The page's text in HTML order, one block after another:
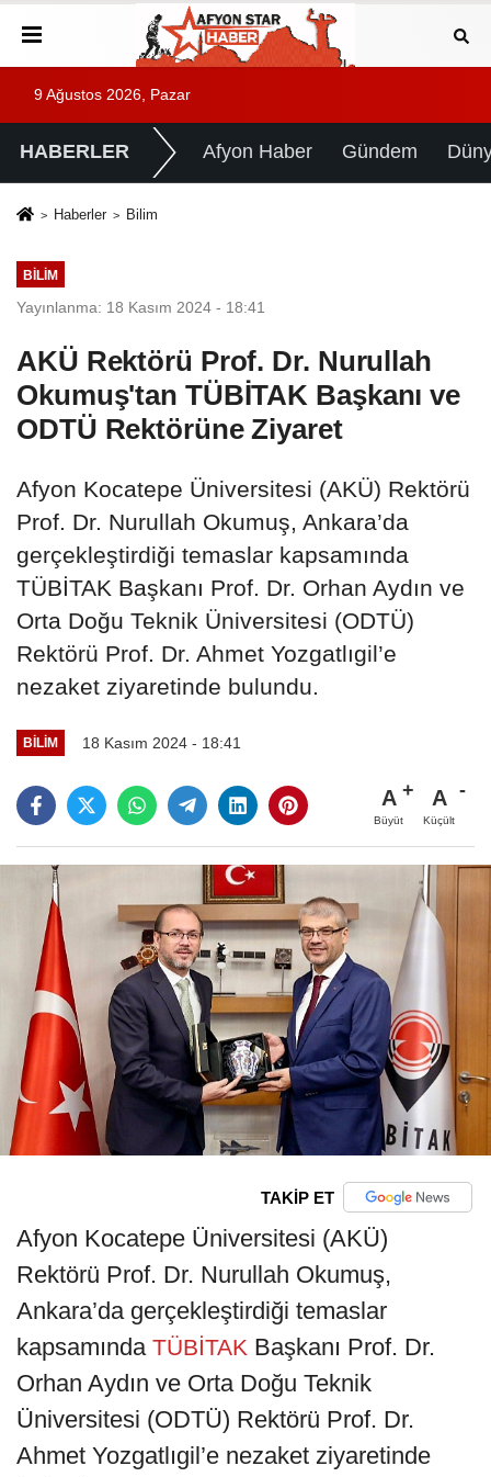
9 Ağustos 2026, Pazar
HABERLER Afyon Haber Gündem
Haberler Bilim
BILIM
Yayınlanma: 18 Kasım 2024 - 18:41
AKÜ Rektörü Prof. Dr. Nurullah
Okumuş'tan TÜBİTAK Başkanı ve
ODTÜ Rektörüne Ziyaret
Afyon Kocatepe Üniversitesi (AKÜ) Rektörü
Prof. Dr. Nurullah Okumuş, Ankara’da
gerçekleştirdiği temaslar kapsamında
TÜBİTAK Başkanı Prof. Dr. Orhan Aydın ve
Orta Doğu Teknik Üniversitesi (ODTÜ)
Rektörü Prof. Dr. Ahmet Yozgatlıgil’e
nezaket ziyaretinde bulundu.
BILIM 18 Kasım 2024 - 18:41
A
Büyüt
A
Küçült
TAKİP ET
Afyon Kocatepe Üniversitesi (AKÜ)
Rektörü Prof. Dr. Nurullah Okumuş,
Ankara’da gerçekleştirdiği temaslar
kapsamında TÜBİTAK Başkanı Prof. Dr.
Orhan Aydın ve Orta Doğu Teknik
Üniversitesi (ODTÜ) Rektörü Prof. Dr.
Ahmet Yozgatlıgil’e nezaket ziyaretinde